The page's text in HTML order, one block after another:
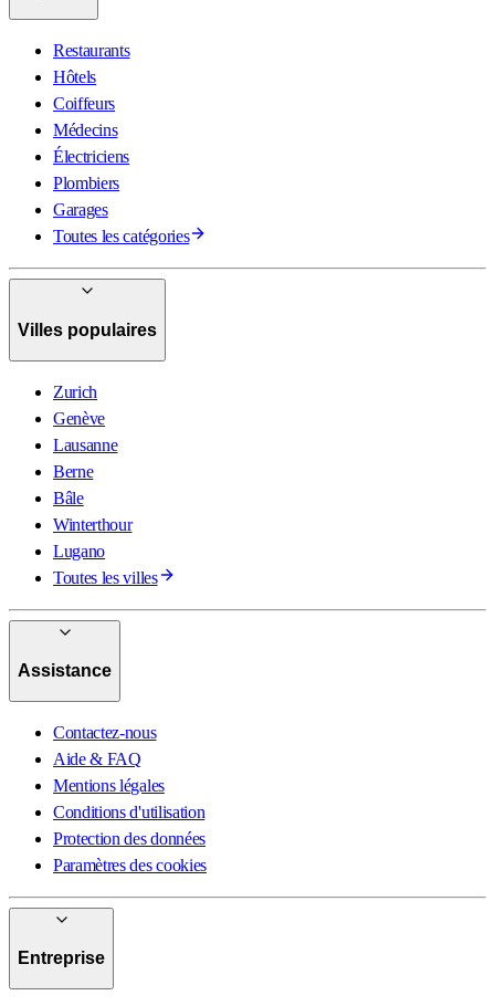
Restaurants
Hôtels
Coiffeurs
Médecins
Électriciens
Plombiers
Garages
Toutes les catégories
Villes populaires
Zurich
Genève
Lausanne
Berne
Bâle
Winterthour
Lugano
Toutes les villes
Assistance
Contactez-nous
Aide & FAQ
Mentions légales
Conditions d'utilisation
Protection des données
Paramètres des cookies
Entreprise